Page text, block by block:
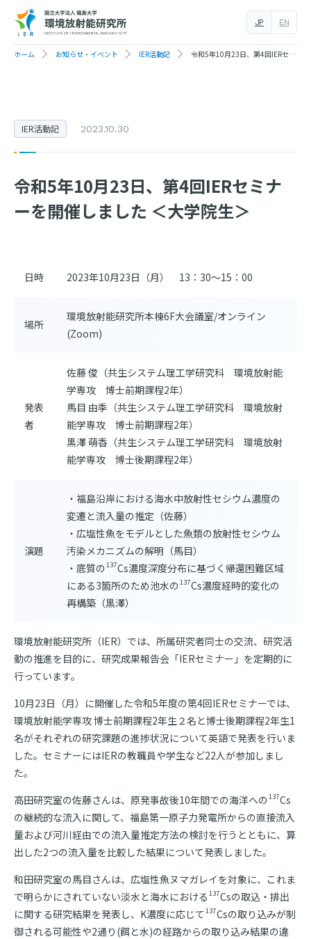
EN
JP
ホーム お知らせ・イベント IER活動記 令和5年10月23日、第4回IERセミナーを開催しました ＜大学院生＞
令和5年10月23日、第4回IERセミナ
ーを開催しました ＜大学院生＞
IER活動記 2023.10.30
日時 2023年10月23日（月） 13：30～15：00
場所
環境放射能研究所本棟6F大会議室/オンライン
(Zoom)
発表
者
佐藤 俊（共生システム理工学研究科 環境放射能
学専攻 博士前期課程2年）
馬目 由季（共生システム理工学研究科 環境放射
能学専攻 博士前期課程2年）
黒澤 萌香（共生システム理工学研究科 環境放射
能学専攻 博士後期課程2年）
演題
・福島沿岸における海水中放射性セシウム濃度の
変遷と流入量の推定（佐藤）
・広塩性魚をモデルとした魚類の放射性セシウム
汚染メカニズムの解明（馬目）
・底質の 137Cs濃度深度分布に基づく帰還困難区域
にある3箇所のため池水の 137Cs濃度経時的変化の
再構築（黒澤）
環境放射能研究所（IER）では、所属研究者同士の交流、研究活
動の推進を目的に、研究成果報告会「IERセミナー」を定期的に
行っています。
10月23日（月）に開催した令和5年度の第4回IERセミナーでは、
環境放射能学専攻 博士前期課程2年生２名と博士後期課程2年生1
名がそれぞれの研究課題の進捗状況について英語で発表を行いま
した。セミナーにはIERの教職員や学生など22人が参加しまし
た。
高田研究室の佐藤さんは、原発事故後10年間での海洋への 137Cs
の継続的な流入に関して、福島第一原子力発電所からの直接流入
量および河川経由での流入量推定方法の検討を行うとともに、算
出した2つの流入量を比較した結果について発表しました。
和田研究室の馬目さんは、広塩性魚ヌマガレイを対象に、これま
で明らかにされていない淡水と海水における 137Csの取込・排出
に関する研究結果を発表し、K濃度に応じて 137Csの取り込みが制
御される可能性や2通り(餌と水)の経路からの取り込み結果の違